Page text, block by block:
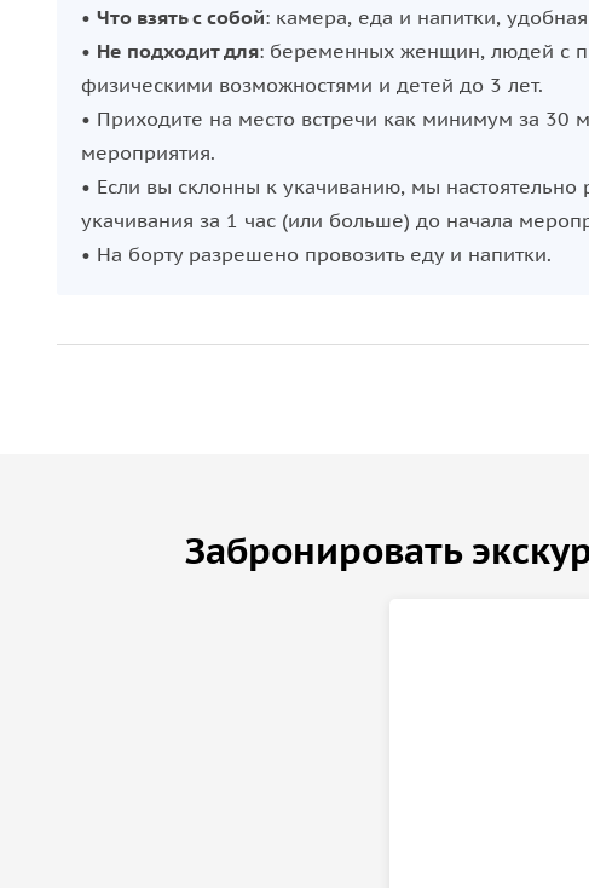
• Что взять с собой: камера, еда и напитки,
• Не подходит для: беременных женщин, людей с
физическими возможностями и детей до 3 лет.
• Приходите на место встречи как минимум за 30
мероприятия.
• Если вы склонны к укачиванию, мы
укачивания за 1 час (или больше) до начала
• На борту разрешено провозить еду и напитки.
Забронировать